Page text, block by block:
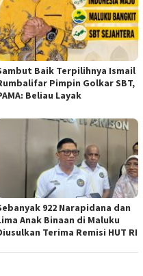
Baik Terpilihnya Ismail
Pimpin Golkar SBT,
Beliau Layak
922 Narapidana dan
Anak Binaan di Maluku
Terima Remisi HUT RI